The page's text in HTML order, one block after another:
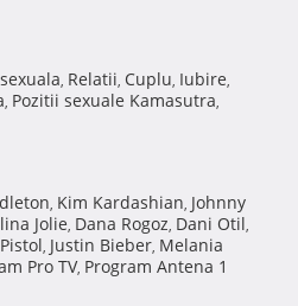
, Relatii, Cuplu, Iubire,
, Pozitii sexuale Kamasutra,
, Kim Kardashian, Johnny
Jolie, Dana Rogoz, Dani Otil,
, Justin Bieber, Melania
Pro TV, Program Antena 1